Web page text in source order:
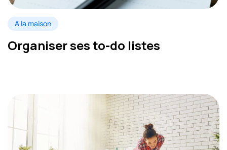
A la maison
Organiser ses to-do listes